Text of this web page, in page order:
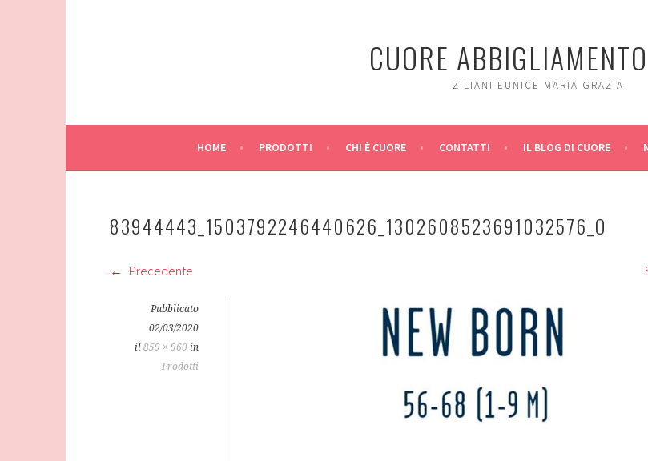
CUORE
ZILIANI EUNICE MARIA GRAZIA
HOME PRODOTTI CHI È CUORE CONTATTI IL BLOG DI CUORE
83944443_1503792246440626_1302608523691032576_O
Precedente
Pubblicato
02/03/2020
il 859 × 960 in
Prodotti